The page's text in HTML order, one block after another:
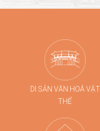
chọn đồng hành cùng
DI SẢN VĂN HOÁ VẬT
THỂ